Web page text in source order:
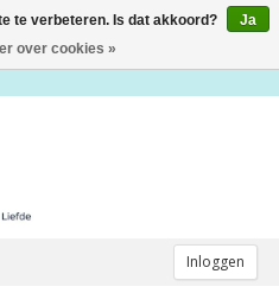
Inloggen
te verbeteren. Is dat akkoord?
Ja
over cookies »